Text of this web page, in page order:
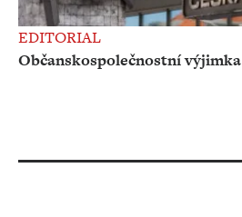
EDITORIAL
Občanskospolečnostní výjimka